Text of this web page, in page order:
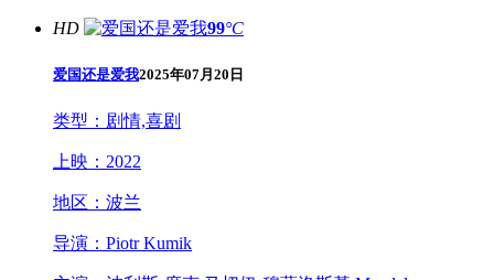
HD 99°C
爱国还是爱我2025年07月20日
类型： 剧情,喜剧
上映： 2022
地区： 波兰
导演： Piotr Kumik